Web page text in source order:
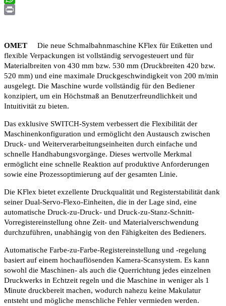
WhatsApp
OMET Die neue Schmalbahnmaschine KFlex für Etiketten und
flexible Verpackungen ist vollständig servogesteuert und für
Materialbreiten von 430 mm bzw. 530 mm (Druckbreiten 420 bzw.
520 mm) und eine maximale Druckgeschwindigkeit von 200 m/min
ausgelegt. Die Maschine wurde vollständig für den Bediener
konzipiert, um ein Höchstmaß an Benutzerfreundlichkeit und
Intuitivität zu bieten.
Das exklusive SWITCH-System verbessert die Flexibilität der
Maschinenkonfiguration und ermöglicht den Austausch zwischen
Druck- und Weiterverarbeitungseinheiten durch einfache und
schnelle Handhabungsvorgänge. Dieses wertvolle Merkmal
ermöglicht eine schnelle Reaktion auf produktive Anforderungen
sowie eine Prozessoptimierung auf der gesamten Linie.
Die KFlex bietet exzellente Druckqualität und Registerstabilität dank
seiner Dual-Servo-Flexo-Einheiten, die in der Lage sind, eine
automatische Druck-zu-Druck- und Druck-zu-Stanz-Schnitt-
Vorregistereinstellung ohne Zeit- und Materialverschwendung
durchzuführen, unabhängig von den Fähigkeiten des Bedieners.
Automatische Farbe-zu-Farbe-Registereinstellung und -regelung
basiert auf einem hochauflösenden Kamera-Scansystem. Es kann
sowohl die Maschinen- als auch die Querrichtung jedes einzelnen
Druckwerks in Echtzeit regeln und die Maschine in weniger als 1
Minute druckbereit machen, wodurch nahezu keine Makulatur
entsteht und mögliche menschliche Fehler vermieden werden.